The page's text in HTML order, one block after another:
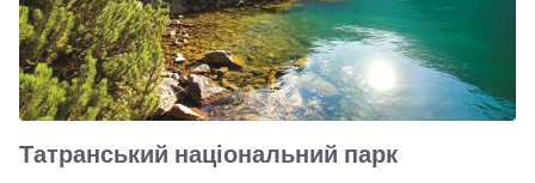
Татранський національний парк